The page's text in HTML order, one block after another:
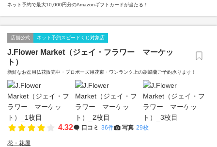
ネット予約で最大10,000円分のAmazonギフトカードが当たる！
店舗公式 ネット予約スピードくじ対象店
J.Flower Market（ジェイ・フラワー マーケッ
ト）
新鮮なお盆用仏花販売中・プロポーズ用花束・ワンランク上の胡蝶蘭ご予約承ります！
4.32 口コミ 36件 写真 29枚
花・花屋